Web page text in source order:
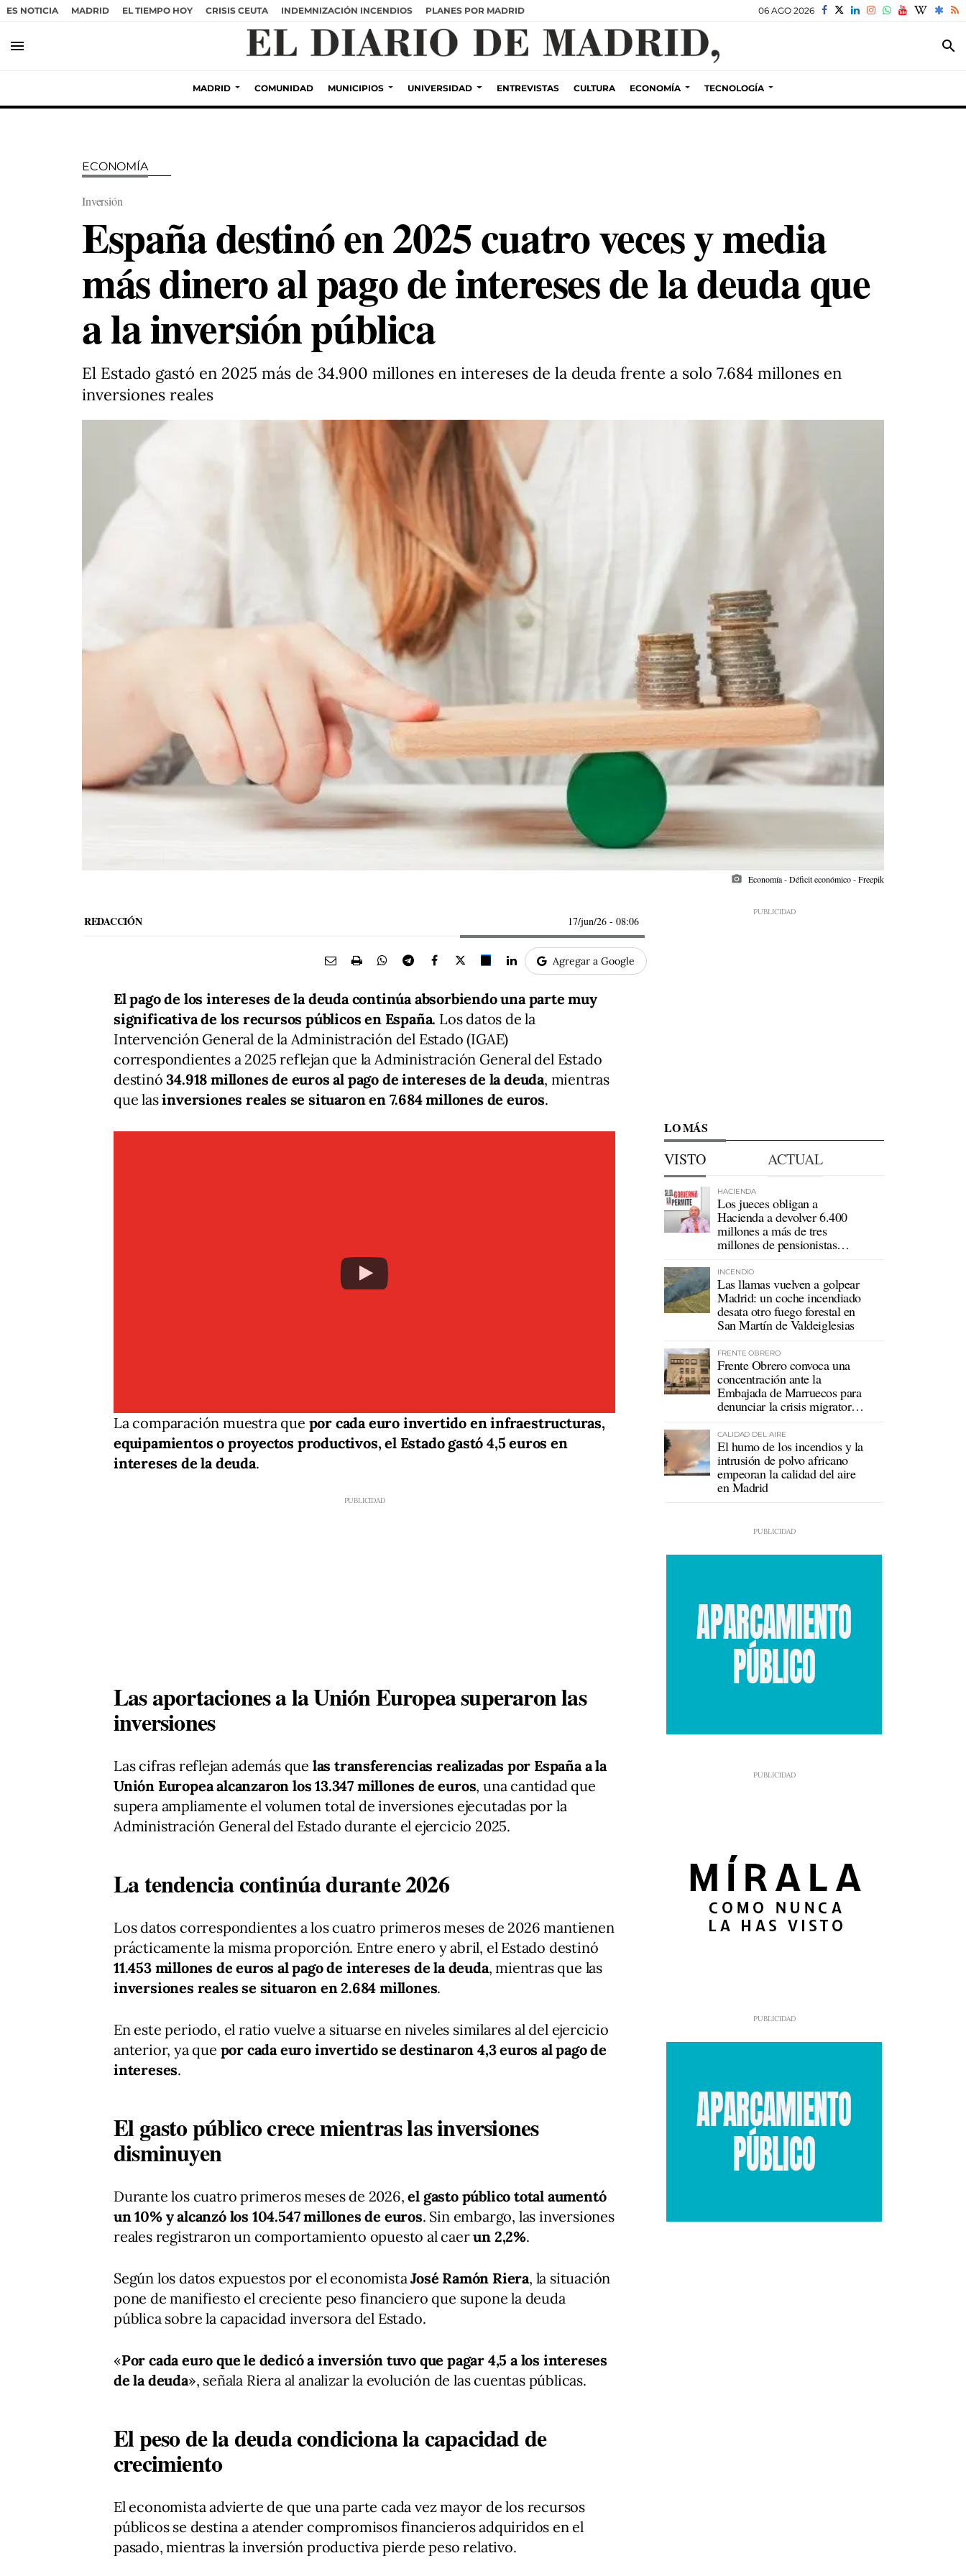
ES NOTICIA MADRID EL TIEMPO HOY CRISIS CEUTA INDEMNIZACIÓN INCENDIOS PLANES POR MADRID 06 AGO 2026
menu search
MADRID COMUNIDAD MUNICIPIOS UNIVERSIDAD ENTREVISTAS CULTURA ECONOMÍA TECNOLOGÍA
ECONOMÍA
Inversión
España destinó en 2025 cuatro veces y media
más dinero al pago de intereses de la deuda que
a la inversión pública
El Estado gastó en 2025 más de 34.900 millones en intereses de la deuda frente a solo 7.684 millones en
inversiones reales
photo_camera Economía - Déficit económico - Freepik
REDACCIÓN 17/jun/26 - 08:06
Agregar a Google
El pago de los intereses de la deuda continúa absorbiendo una parte muy
significativa de los recursos públicos en España. Los datos de la
Intervención General de la Administración del Estado (IGAE)
correspondientes a 2025 reflejan que la Administración General del Estado
destinó34.918 millones de euros al pago de intereses de la deuda, mientras
que lasinversiones reales se situaron en 7.684 millones de euros.
La comparación muestra que por cada euro invertido en infraestructuras,
equipamientos o proyectos productivos, el Estado gastó 4,5 euros en
intereses de la deuda.
Las aportaciones a la Unión Europea superaron las
inversiones
Las cifras reflejan además que las transferencias realizadas por España a la
Unión Europea alcanzaron los 13.347 millones de euros, una cantidad que
supera ampliamente el volumen total de inversiones ejecutadas por la
Administración General del Estado durante el ejercicio 2025.
La tendencia continúa durante 2026
Los datos correspondientes a los cuatro primeros meses de 2026 mantienen
prácticamente la misma proporción. Entre enero y abril, el Estado destinó
11.453 millones de euros al pago de intereses de la deuda, mientras que las
inversiones reales se situaron en 2.684 millones.
En este periodo, el ratio vuelve a situarse en niveles similares al del ejercicio
anterior, ya que por cada euro invertido se destinaron 4,3 euros al pago de
intereses.
El gasto público crece mientras las inversiones
disminuyen
Durante los cuatro primeros meses de 2026,el gasto público total aumentó
un 10% y alcanzó los 104.547 millones de euros. Sin embargo, las inversiones
reales registraron un comportamiento opuesto al caerun 2,2%.
Según los datos expuestos por el economistaJosé Ramón Riera, la situación
pone de manifiesto el creciente peso financiero que supone la deuda
pública sobre la capacidad inversora del Estado.
«Por cada euro que le dedicó a inversión tuvo que pagar 4,5 a los intereses
de la deuda», señala Riera al analizar la evolución de las cuentas públicas.
El peso de la deuda condiciona la capacidad de
crecimiento
El economista advierte de que una parte cada vez mayor de los recursos
públicos se destina a atender compromisos financieros adquiridos en el
pasado, mientras la inversión productiva pierde peso relativo.
LO MÁS
VISTO ACTUAL
HACIENDA
Los jueces obligan a
Hacienda a devolver 6.400
millones a más de tres
millones de pensionistas
INCENDIO
Las llamas vuelven a golpear
Madrid: un coche incendiado
desata otro fuego forestal en
San Martín de Valdeiglesias
FRENTE OBRERO
Frente Obrero convoca una
concentración ante la
Embajada de Marruecos para
denunciar la crisis migratoria
CALIDAD DEL AIRE
El humo de los incendios y la
intrusión de polvo africano
empeoran la calidad del aire
en Madrid